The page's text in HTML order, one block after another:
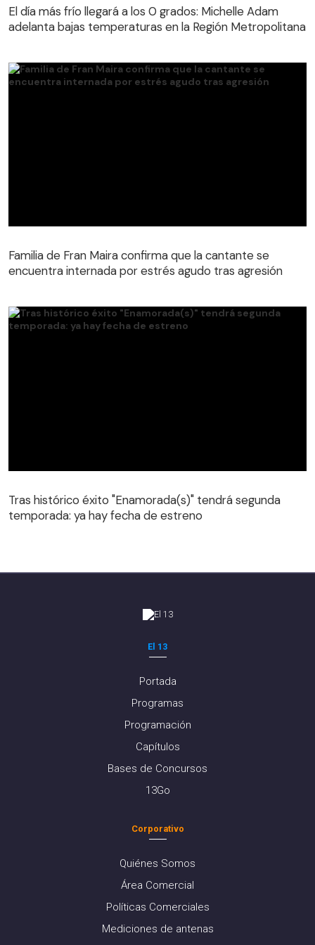
adelanta bajas temperaturas en la Región Metropolitana
El día más frío llegará a los 0 grados: Michelle Adam
adelanta bajas temperaturas en la Región Metropolitana
Familia de Fran Maira confirma que la cantante se
encuentra internada por estrés agudo tras agresión
Tras histórico éxito "Enamorada(s)" tendrá segunda
temporada: ya hay fecha de estreno
El 13
Portada
Programas
Programación
Capítulos
Bases de Concursos
13Go
Corporativo
Quiénes Somos
Área Comercial
Políticas Comerciales
Mediciones de antenas